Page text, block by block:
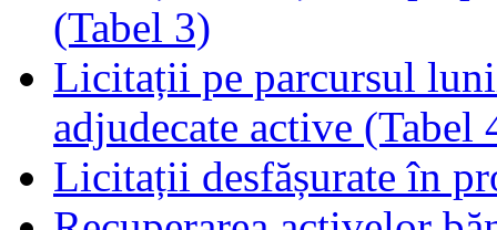
(Tabel 3)
Licitații pe parcursul
adjudecate active (Tabel
Licitații desfășurate în